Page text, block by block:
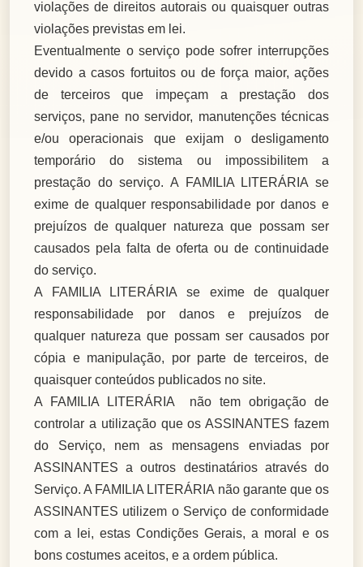
violações de direitos autorais ou quaisquer outras
violações previstas em lei.
Eventualmente o serviço pode sofrer interrupções
devido a casos fortuitos ou de força maior, ações
de terceiros que impeçam a prestação dos
serviços, pane no servidor, manutenções técnicas
e/ou operacionais que exijam o desligamento
temporário do sistema ou impossibilitem a
prestação do serviço. A FAMILIA LITERÁRIA se
exime de qualquer responsabilidade por danos e
prejuízos de qualquer natureza que possam ser
causados pela falta de oferta ou de continuidade
do serviço.
A FAMILIA LITERÁRIA se exime de qualquer
responsabilidade por danos e prejuízos de
qualquer natureza que possam ser causados por
cópia e manipulação, por parte de terceiros, de
quaisquer conteúdos publicados no site.
A FAMILIA LITERÁRIA não tem obrigação de
controlar a utilização que os ASSINANTES fazem
do Serviço, nem as mensagens enviadas por
ASSINANTES a outros destinatários através do
Serviço. A FAMILIA LITERÁRIA não garante que os
ASSINANTES utilizem o Serviço de conformidade
com a lei, estas Condições Gerais, a moral e os
bons costumes aceitos, e a ordem pública.